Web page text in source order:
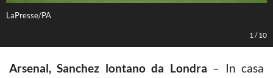
LaPresse/PA
1 /10
Arsenal, Sanchez lontano da Londra – In casa